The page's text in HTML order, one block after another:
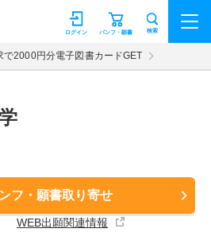
パンフ・願書
ログイン 検索
で2000円分電子図書カードGET
フ・願書取り寄せ
WEB出願関連情報